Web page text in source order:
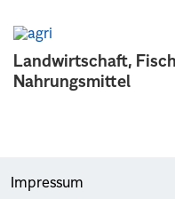
Landwirtschaft,
Nahrungsmittel
Impressum